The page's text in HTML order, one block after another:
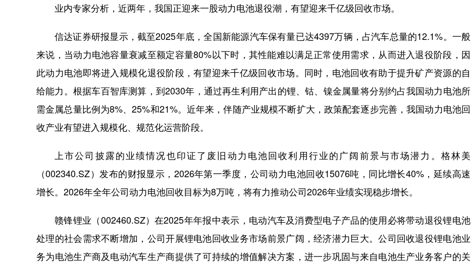
业内专家分析，近两年，我国正迎来一股动力电池退役潮，有望迎来千亿级回收市场。
信达证券研报显示，截至2025年底，全国新能源汽车保有量已达4397万辆，占汽车总量的12.1%。一般
来说，当动力电池容量衰减至额定容量80%以下时，其性能难以满足正常使用需求，从而进入退役阶段，因
此动力电池即将进入规模化退役阶段，有望迎来千亿级回收市场。同时，电池回收有助于提升矿产资源的自
给能力。根据车百智库测算，到2030年，通过再生利用产出的锂、钴、镍金属量将分别约占我国动力电池所
需金属总量比例为8%、25%和21%。近年来，伴随产业规模不断扩大，政策配套逐步完善，我国动力电池回
收产业有望进入规模化、规范化运营阶段。
上市公司披露的业绩情况也印证了废旧动力电池回收利用行业的广阔前景与市场潜力。格林美
（002340.SZ）发布的财报显示，2026年第一季度，公司动力电池回收15076吨，同比增长40%，延续高速
增长。2026年全年公司动力电池回收目标为8万吨，将有力推动公司2026年业绩实现稳步增长。
赣锋锂业（002460.SZ）在2025年年报中表示，电动汽车及消费型电子产品的使用必将带动退役锂电池
处理的社会需求不断增加，公司开展锂电池回收业务市场前景广阔，经济潜力巨大。公司回收退役锂电池业
务为电池生产商及电动汽车生产商提供了可持续的增值解决方案，进一步巩固与来自电池生产业务客户的关